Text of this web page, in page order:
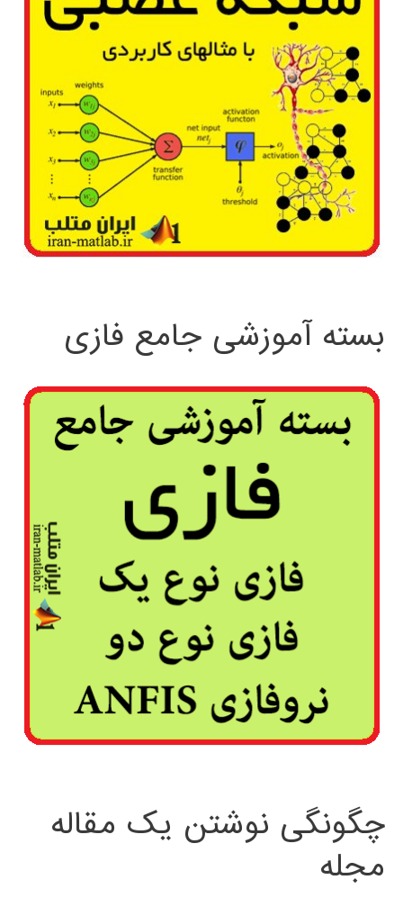
بسته آموزشی جامع فازی
چگونگی نوشتن یک مقاله
مجله